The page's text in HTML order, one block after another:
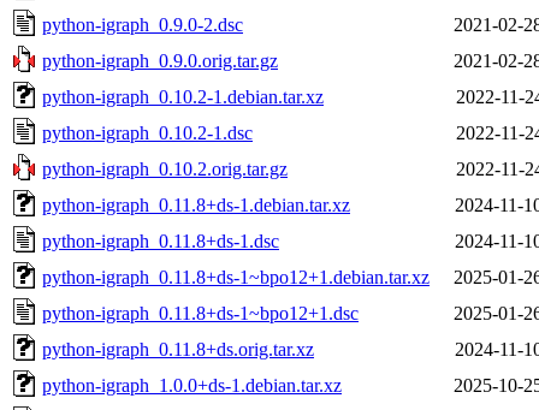
python-igraph_0.9.0-2.dsc
2021-02-
python-igraph_0.9.0.orig.tar.gz
2021-02-
python-igraph_0.10.2-1.debian.tar.xz
2022-11-
python-igraph_0.10.2-1.dsc
2022-11-
python-igraph_0.10.2.orig.tar.gz
2022-11-
python-igraph_0.11.8+ds-1.debian.tar.xz
2024-11-
python-igraph_0.11.8+ds-1.dsc
2024-11-
python-igraph_0.11.8+ds-1~bpo12+1.debian.tar.xz
2025-01-
python-igraph_0.11.8+ds-1~bpo12+1.dsc
2025-01-
python-igraph_0.11.8+ds.orig.tar.xz
2024-11-
python-igraph_1.0.0+ds-1.debian.tar.xz
2025-10-